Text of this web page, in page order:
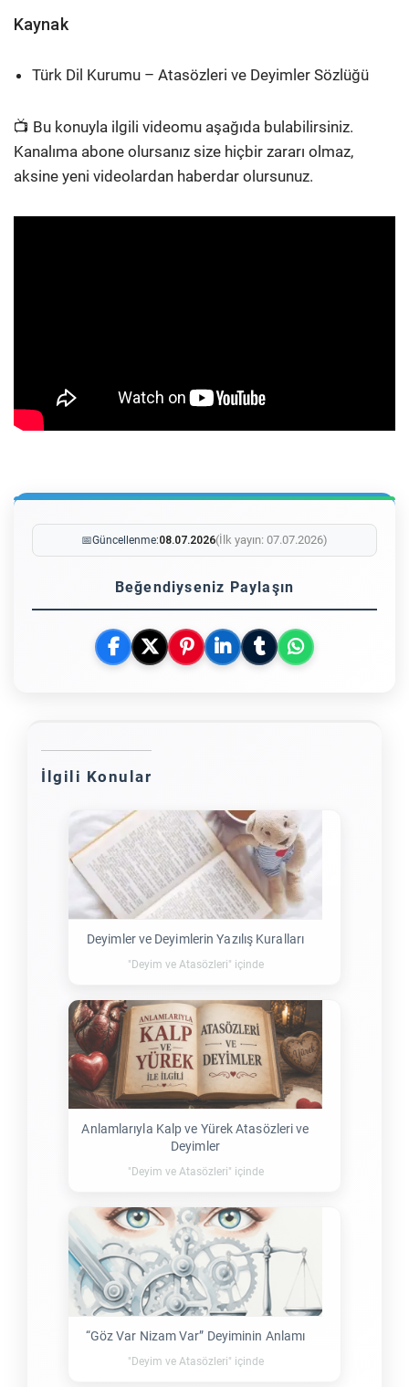
Kaynak
Türk Dil Kurumu – Atasözleri ve Deyimler Sözlüğü
📺 Bu konuyla ilgili videomu aşağıda bulabilirsiniz.
Kanalıma abone olursanız size hiçbir zararı olmaz,
aksine yeni videolardan haberdar olursunuz.
📅Güncellenme:08.07.2026(İlk yayın: 07.07.2026)
Beğendiyseniz Paylaşın
İlgili Konular
Deyimler ve Deyimlerin Yazılış Kuralları
"Deyim ve Atasözleri" içinde
Anlamlarıyla Kalp ve Yürek Atasözleri ve
Deyimler
"Deyim ve Atasözleri" içinde
“Göz Var Nizam Var” Deyiminin Anlamı
"Deyim ve Atasözleri" içinde